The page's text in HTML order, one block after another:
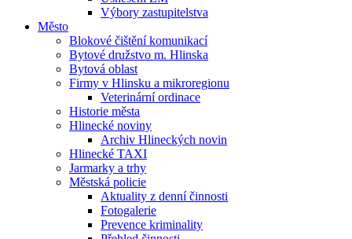
Výbory zastupitelstva
Město
Blokové čištění komunikací
Bytové družstvo m. Hlinska
Bytová oblast
Firmy v Hlinsku a mikroregionu
Veterinární ordinace
Historie města
Hlinecké noviny
Archiv Hlineckých novin
Hlinecké TAXI
Jarmarky a trhy
Městská policie
Aktuality z denní činnosti
Fotogalerie
Prevence kriminality